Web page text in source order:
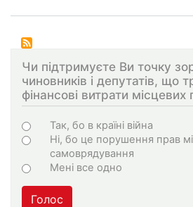
Чи підтримуєте Ви точку
чиновників і депутатів, що
фінансові витрати місцевих
Choices
Так, бо в країні війна
Ні, бо це порушення прав
самоврядування
Мені все одно
Голос